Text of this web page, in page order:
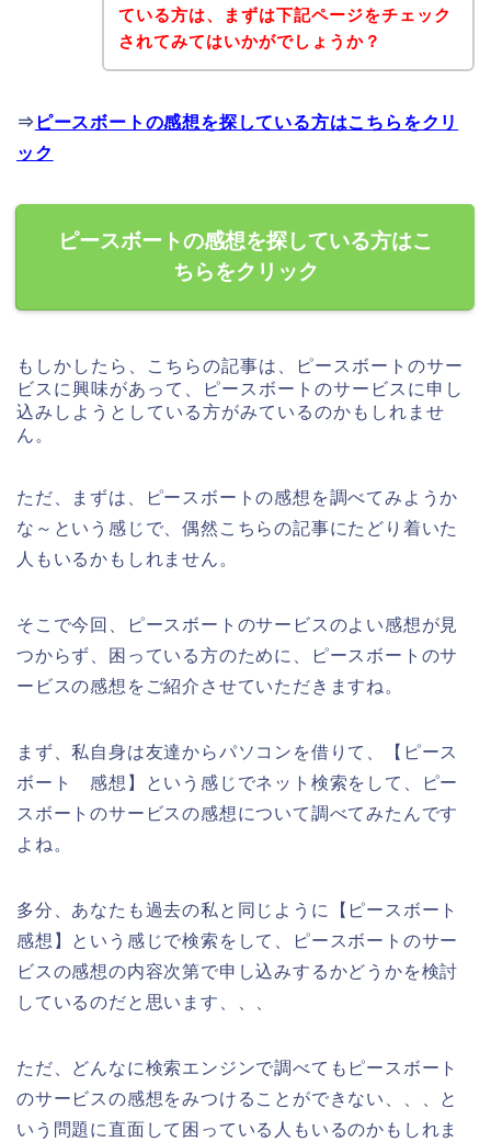
ている方は、まずは下記ページをチェック
されてみてはいかがでしょうか？
⇒ ピースボートの感想を探している方はこちらをクリ
ック
ピースボートの感想を探している方はこ
ちらをクリック
もしかしたら、こちらの記事は、ピースボートのサー
ビスに興味があって、ピースボートのサービスに申し
込みしようとしている方がみているのかもしれませ
ん。
ただ、まずは、ピースボートの感想を調べてみようか
な～という感じで、偶然こちらの記事にたどり着いた
人もいるかもしれません。
そこで今回、ピースボートのサービスのよい感想が見
つからず、困っている方のために、ピースボートのサ
ービスの感想をご紹介させていただきますね。
まず、私自身は友達からパソコンを借りて、【ピース
ボート 感想】という感じでネット検索をして、ピー
スボートのサービスの感想について調べてみたんです
よね。
多分、あなたも過去の私と同じように【ピースボート
感想】という感じで検索をして、ピースボートのサー
ビスの感想の内容次第で申し込みするかどうかを検討
しているのだと思います、、、
ただ、どんなに検索エンジンで調べてもピースボート
のサービスの感想をみつけることができない、、、と
いう問題に直面して困っている人もいるのかもしれま